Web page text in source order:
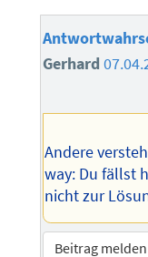
Gerhard
Andere
way: Du fällst
nicht zur
Beitrag melden